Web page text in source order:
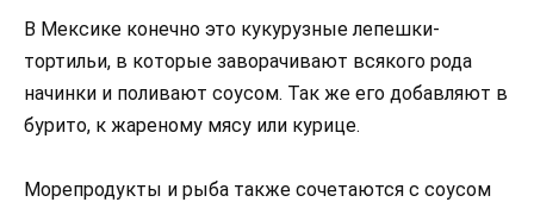
В Мексике конечно это кукурузные лепешки-
тортильи, в которые заворачивают всякого рода
начинки и поливают соусом. Так же его добавляют в
бурито, к жареному мясу или курице.
Морепродукты и рыба также сочетаются с соусом